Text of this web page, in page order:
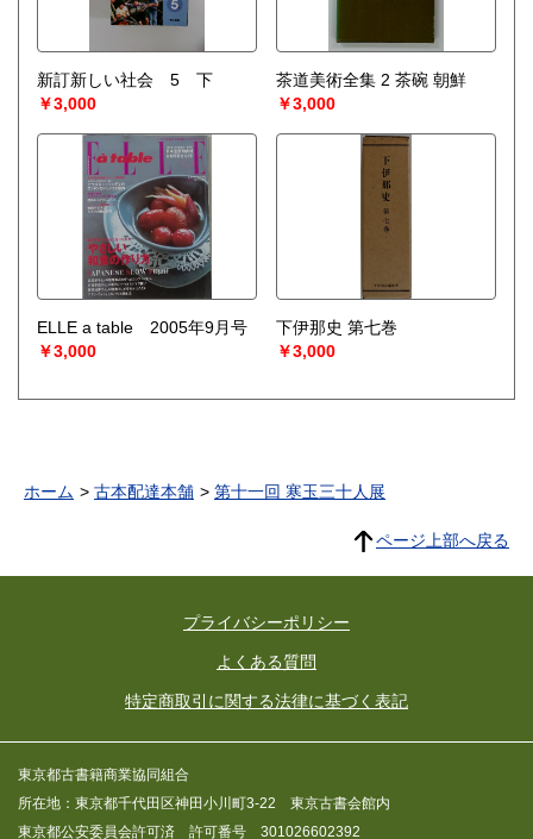
新訂新しい社会 5 下
￥3,000
茶道美術全集 2 茶碗 朝鮮
￥3,000
ELLE a table 2005年9月号
￥3,000
下伊那史 第七巻
￥3,000
ホーム 古本配達本舗 第十一回 寒玉三十人展
ページ上部へ戻る
プライバシーポリシー
よくある質問
特定商取引に関する法律に基づく表記
東京都古書籍商業協同組合
所在地：東京都千代田区神田小川町3-22 東京古書会館内
東京都公安委員会許可済 許可番号 301026602392